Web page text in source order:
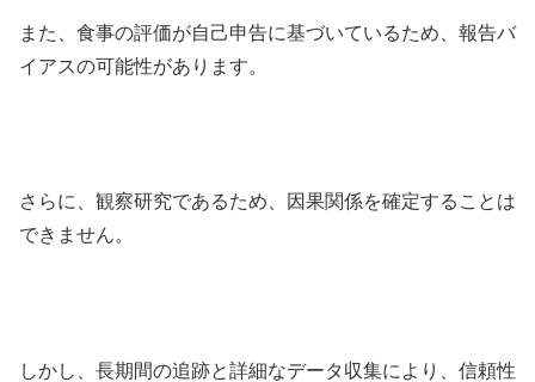
また、食事の評価が自己申告に基づいているため、報告バ
イアスの可能性があります。
さらに、観察研究であるため、因果関係を確定することは
できません。
しかし、長期間の追跡と詳細なデータ収集により、信頼性